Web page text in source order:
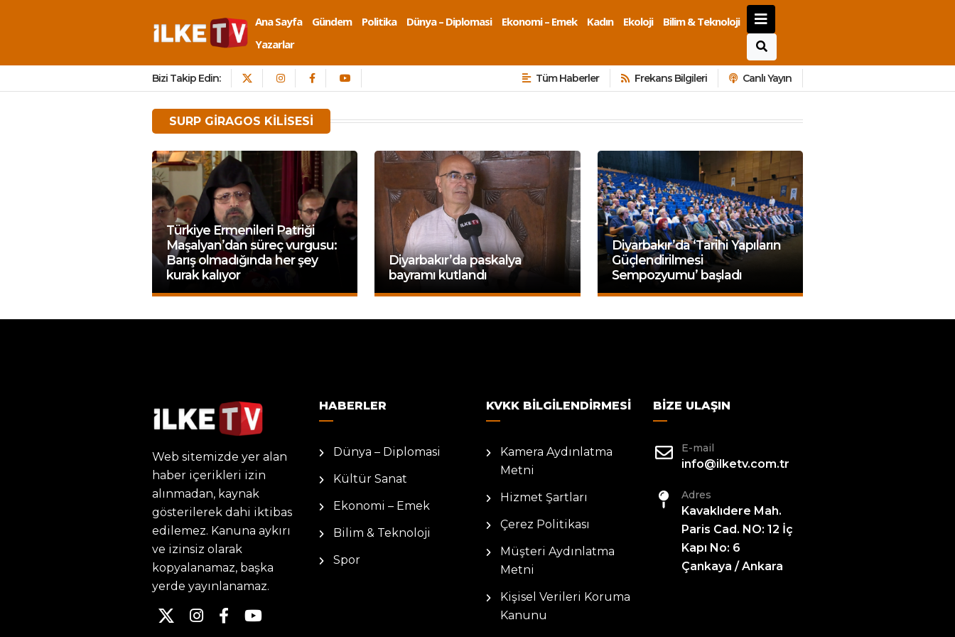
Ana Sayfa Gündem Politika Dünya – Diplomasi Ekonomi – Emek Kadın Ekoloji
Bilim & Teknoloji
Yazarlar
Bizi Takip Edin: Tüm Haberler Frekans Bilgileri Canlı Yayın
SURP GIRAGOS KILISESI
Türkiye Ermenileri Patriği
Maşalyan’dan süreç vurgusu:
Barış olmadığında her şey
kurak kalıyor
Diyarbakır’da paskalya
bayramı kutlandı
Diyarbakır’da ‘Tarihi Yapıların
Güçlendirilmesi
Sempozyumu’ başladı
Web sitemizde yer alan
haber içerikleri izin
alınmadan, kaynak
gösterilerek dahi iktibas
edilemez. Kanuna aykırı
ve izinsiz olarak
kopyalanamaz, başka
yerde yayınlanamaz.
HABERLER
Dünya – Diplomasi
Kültür Sanat
Ekonomi – Emek
Bilim & Teknoloji
Spor
KVKK BILGILENDIRMESI
Kamera Aydınlatma
Metni
Hizmet Şartları
Çerez Politikası
Müşteri Aydınlatma
Metni
Kişisel Verileri Koruma
Kanunu
BIZE ULAŞIN
E-mail
info@ilketv.com.tr
Adres
Kavaklıdere Mah.
Paris Cad. NO: 12 İç
Kapı No: 6
Çankaya / Ankara